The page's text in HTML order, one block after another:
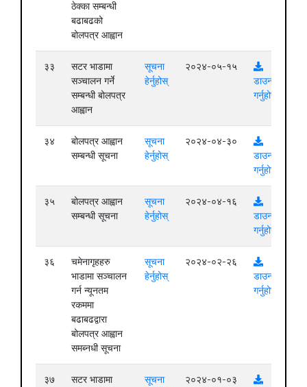
ठेक्का सम्बन्धी
बढाबढको
बोलपत्र आह्वान
३३
सटर भाडामा
सञ्चालन गर्ने
सम्बन्धी बोलपत्र
आह्वान
सूचना
हेर्नुहोस्
२०२४-०५-१५
डाउनलोड
गर्नुहोस्
३४
बोलपत्र आह्वान
सम्बन्धी सूचना
सूचना
हेर्नुहोस्
२०२४-०४-३०
डाउनलोड
गर्नुहोस्
३५
बोलपत्र आह्वान
सम्बन्धी सूचना
सूचना
हेर्नुहोस्
२०२४-०४-१६
डाउनलोड
गर्नुहोस्
३६
चमेनागृहहरु
भाडामा सञ्चालन
गर्न न्यूनतम
रकममा
बढाबढद्वारा
बोलपत्र आह्वान
समब्नधी सूचना
सूचना
हेर्नुहोस्
२०२४-०२-२६
डाउनलोड
गर्नुहोस्
३७
सटर भाडामा
सूचना
२०२४-०१-०३